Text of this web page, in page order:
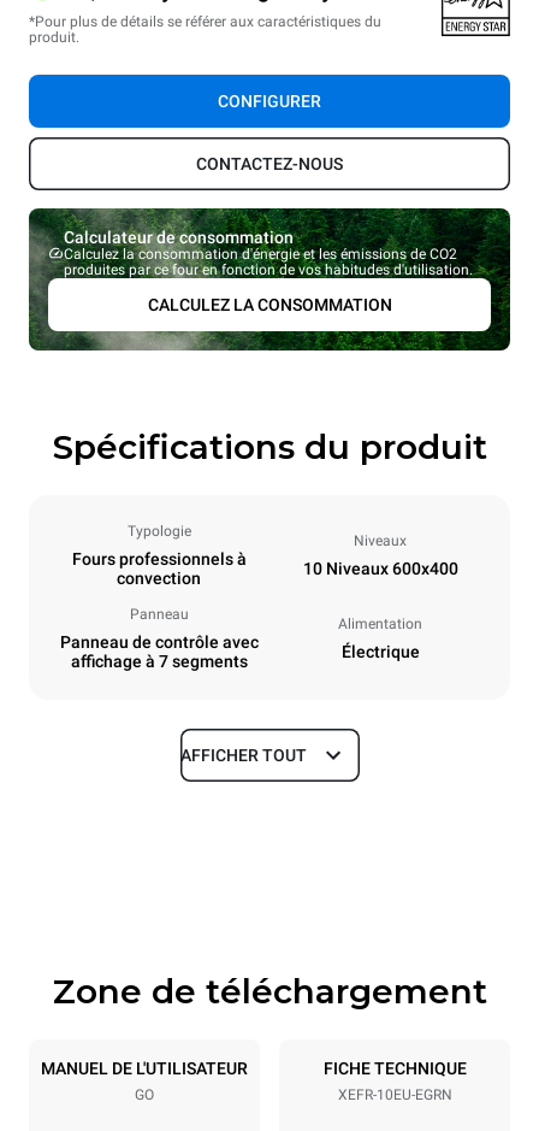
*Pour plus de détails se référer aux caractéristiques du
produit.
CONFIGURER
CONTACTEZ-NOUS
Calculateur de consommation
Calculez la consommation d'énergie et les émissions de CO2
produites par ce four en fonction de vos habitudes d'utilisation.
CALCULEZ LA CONSOMMATION
Spécifications du produit
Typologie
Fours professionnels à
convection
Niveaux
10 Niveaux 600x400
Panneau
Panneau de contrôle avec
affichage à 7 segments
Alimentation
Électrique
Dimensions
Caractéristiques de la plaque
10 600x400
Espace entre les plaques
AFFICHER TOUT
Zone de téléchargement
MANUEL DE L'UTILISATEUR
GO
FICHE TECHNIQUE
XEFR-10EU-EGRN